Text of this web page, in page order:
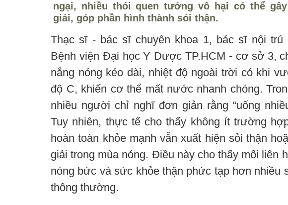
ngại, nhiều thói quen tưởng vô hại có thể
giải, góp phần hình thành sỏi thận.
Thạc sĩ - bác sĩ chuyên khoa 1, bác sĩ nội trú
Bệnh viện Đại học Y Dược TP.HCM - cơ sở 3,
nắng nóng kéo dài, nhiệt độ ngoài trời có khi
độ C, khiến cơ thể mất nước nhanh chóng.
nhiều người chỉ nghĩ đơn giản rằng “uống
Tuy nhiên, thực tế cho thấy không ít trường
hoàn toàn khỏe mạnh vẫn xuất hiện sỏi thận
giải trong mùa nóng. Điều này cho thấy mối liên
nóng bức và sức khỏe thận phức tạp hơn nhiều
thông thường.